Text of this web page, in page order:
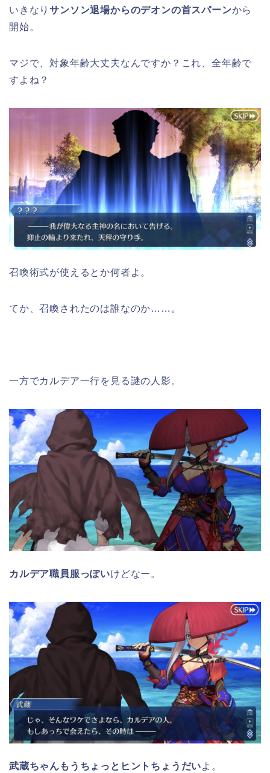
いきなりサンソン退場からのデオンの首スパーンから
開始。
マジで、対象年齢大丈夫なんですか？これ、全年齢で
すよね？
召喚術式が使えるとか何者よ。
てか、召喚されたのは誰なのか……。
一方でカルデア一行を見る謎の人影。
カルデア職員服っぽいけどなー。
武蔵ちゃんもうちょっとヒントちょうだいよ。